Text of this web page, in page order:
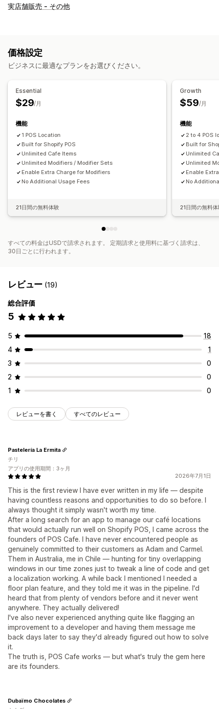
POS
在庫レベル
実店舗販売 - その他
価格設定
ビジネスに最適なプランをお選びください。
Essential
$29/月
機能
1 POS Location
Built for Shopify POS
Unlimited Cafe Items
Unlimited Modifiers / Modifier Sets
Enable Extra Charge for Modifiers
No Additional Usage Fees
21日間の無料体験
Growth
$59/月
機能
2 to 4 POS
Built for
Unlimited
Unlimited
Enable
No
21日間の無料
すべての料金はUSDで請求されます。 定期請求と使用料に基づく請求は、
30日ごとに行われます。
レビュー (19)
総合評価
5
5
18
4
1
3
0
2
0
1
0
レビューを書く すべてのレビュー
2026年7月1日
This is the first review I have ever written in my life — despite
having countless reasons and opportunities to do so before. I
always thought it simply wasn't worth my time.
After a long search for an app to manage our café locations
that would actually run well on Shopify POS, I came across the
founders of POS Cafe. I have never encountered people as
genuinely committed to their customers as Adam and Carmel.
Them in Australia, me in Chile — hunting for tiny overlapping
windows in our time zones just to tweak a line of code and get
a localization working. A while back I mentioned I needed a
floor plan feature, and they told me it was in the pipeline. I'd
heard that from plenty of vendors before and it never went
anywhere. They actually delivered!
I've also never experienced anything quite like flagging an
improvement to a developer and having them message me
back days later to say they'd already figured out how to solve
it.
The truth is, POS Cafe works — but what's truly the gem here
are its founders.
Pastelería La Ermita
チリ
アプリの使用期間：3ヶ月
Dubaïmo Chocolates